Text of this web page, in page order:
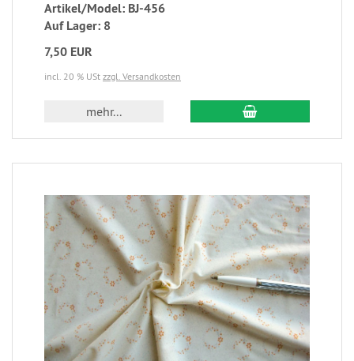
Artikel/Model: BJ-456
Auf Lager: 8
7,50 EUR
incl. 20 % USt zzgl. Versandkosten
mehr...